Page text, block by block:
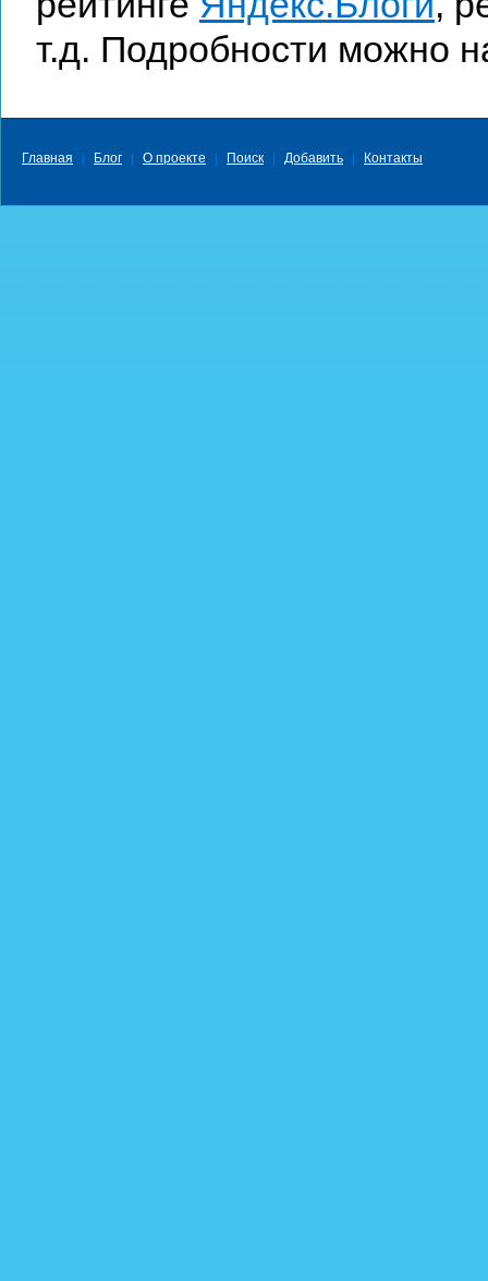
т.д. Подробности можно
Главная Блог О проекте Поиск Добавить Контакты